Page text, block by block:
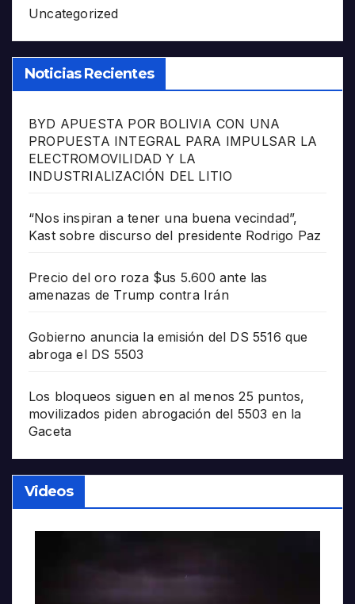
Uncategorized
Noticias Recientes
BYD APUESTA POR BOLIVIA CON UNA
PROPUESTA INTEGRAL PARA IMPULSAR LA
ELECTROMOVILIDAD Y LA
INDUSTRIALIZACIÓN DEL LITIO
“Nos inspiran a tener una buena vecindad”,
Kast sobre discurso del presidente Rodrigo Paz
Precio del oro roza $us 5.600 ante las
amenazas de Trump contra Irán
Gobierno anuncia la emisión del DS 5516 que
abroga el DS 5503
Los bloqueos siguen en al menos 25 puntos,
movilizados piden abrogación del 5503 en la
Gaceta
Videos